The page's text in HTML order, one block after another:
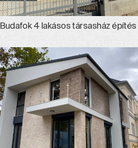
Budafok 4 lakásos társasház építés